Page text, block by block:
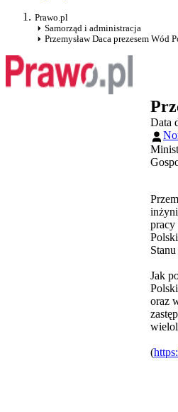
Prawo.pl
Samorząd i administracja
Przemysław Daca prezesem Wód
Data
pracy
Jak
oraz
(